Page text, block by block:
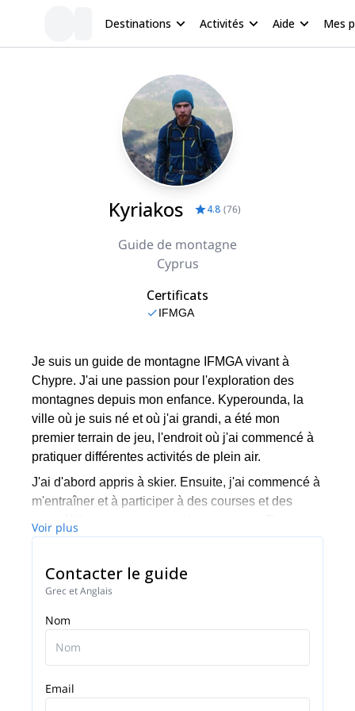
Destinations Activités Aide Mes
Kyriakos 4.8 (76)
Guide de montagne
Cyprus
Certificats
IFMGA
Je suis un guide de montagne IFMGA vivant à
Chypre. J'ai une passion pour l'exploration des
montagnes depuis mon enfance. Kyperounda, la
ville où je suis né et où j'ai grandi, a été mon
premier terrain de jeu, l'endroit où j'ai commencé à
pratiquer différentes activités de plein air.
J'ai d'abord appris à skier. Ensuite, j'ai commencé à
m'entraîner et à participer à des courses et des
compétitions, en voyageant beaucoup en Europe.
Comme je suis très curieux, j'ai continué à essayer
l'escalade et toutes ses possibilités passionnantes.
académiques et pratiques à l'université, où j'ai
étudié les activités de plein air et les sciences du
d'alpiniste.
Voir plus
Contacter le guide
Grec et Anglais
Nom
Email